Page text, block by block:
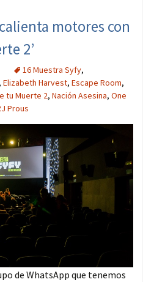
motores con
2’
16 Muestra Syfy,
, Elizabeth Harvest, Escape Room,
tu Muerte 2, Nación Asesina, One
Prous
de WhatsApp que tenemos